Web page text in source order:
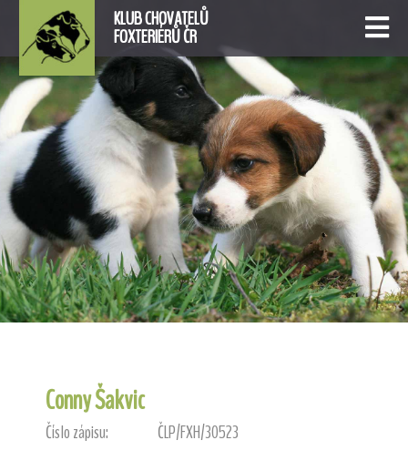
KLUB CHOVATELŮ
FOXTERIÉRŮ ČR
Conny Šakvic
Číslo zápisu: ČLP/FXH/30523